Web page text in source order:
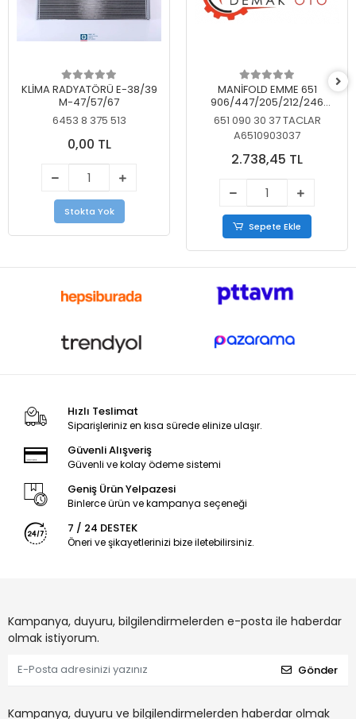
KLİMA RADYATÖRÜ E-38/39
M-47/57/67
6453 8 375 513
0,00 TL
Stokta Yok
MANİFOLD EMME 651
906/447/205/212/246
KELEBEKSİZ
651 090 30 37 TACLAR
A6510903037
2.738,45 TL
Sepete Ekle
Hızlı Teslimat
Siparişleriniz en kısa sürede elinize ulaşır.
Güvenli Alışveriş
Güvenli ve kolay ödeme sistemi
Geniş Ürün Yelpazesi
Binlerce ürün ve kampanya seçeneği
7 / 24 DESTEK
Öneri ve şikayetlerinizi bize iletebilirsiniz.
Kampanya, duyuru, bilgilendirmelerden e-posta ile haberdar
olmak istiyorum.
Gönder
Kampanya, duyuru ve bilgilendirmelerden haberdar olmak